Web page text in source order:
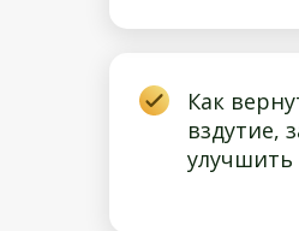
Как
вздутие,
улучшить